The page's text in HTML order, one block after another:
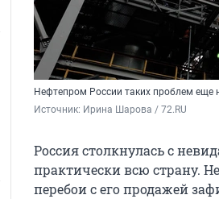
Нефтепром России таких проблем еще
Источник: Ирина Шарова / 72.RU
Россия столкнулась с
практически всю страну.
перебои с его продажей